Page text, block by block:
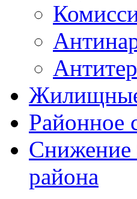
Районное
Снижение
района